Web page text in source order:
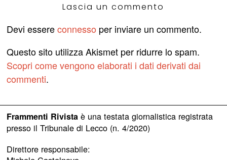
Lascia un commento
Devi essereconnesso per inviare un commento.
Questo sito utilizza Akismet per ridurre lo spam.
Scopri come vengono elaborati i dati derivati dai
commenti.
Frammenti Rivistaè una testata giornalistica registrata
presso il Tribunale di Lecco (n. 4/2020)
Direttore responsabile: